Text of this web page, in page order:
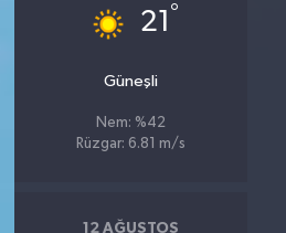
21 °
Güneşli
Nem: %42
Rüzgar: 6.81 m/s
12 AĞUSTOS